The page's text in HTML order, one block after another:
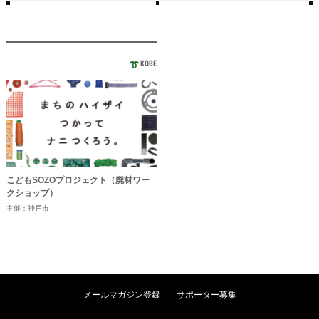
KOBE
こどもSOZOプロジェクト（廃材ワー
クショップ）
主催：神戸市
メールマガジン登録 サポーター募集